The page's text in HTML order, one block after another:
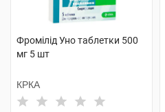
Фромілід Уно таблетки 500
мг 5 шт
КРКА